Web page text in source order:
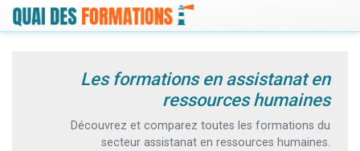
Les formations en assistanat en
ressources humaines
Découvrez et comparez toutes les formations du
secteur assistanat en ressources humaines.